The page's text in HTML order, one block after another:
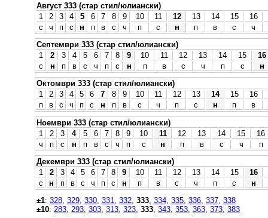
Август 333 (стар стил/юлиански)
1
2 3 4 5 6 7 8 9 10 11 12 13 14 15
16
с
ч п с н п в с ч п с н п в с
ч
Септември 333 (стар стил/юлиански)
1
2 3 4 5 6 7 8 9 10 11 12 13 14 15
16
с
н п в с ч п с н п в с ч п с
н
Октомври 333 (стар стил/юлиански)
1
2 3 4 5 6 7 8 9 10 11 12 13 14 15
16
п
в с ч п с н п в с ч п с н п
в
Ноември 333 (стар стил/юлиански)
1
2 3 4 5 6 7 8 9 10 11 12 13 14 15
16
ч
п с н п в с ч п с н п в с ч
п
Декември 333 (стар стил/юлиански)
1
2 3 4 5 6 7 8 9 10 11 12 13 14 15
16
с
н п в с ч п с н п в с ч п с
н
±1: 328 329 330 331 332 333 334 335 336 337 338
±10: 283 293 303 313 323 333 343 353 363 373 383